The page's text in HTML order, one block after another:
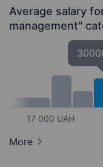
Average salary
management"
17 000 UAH
More